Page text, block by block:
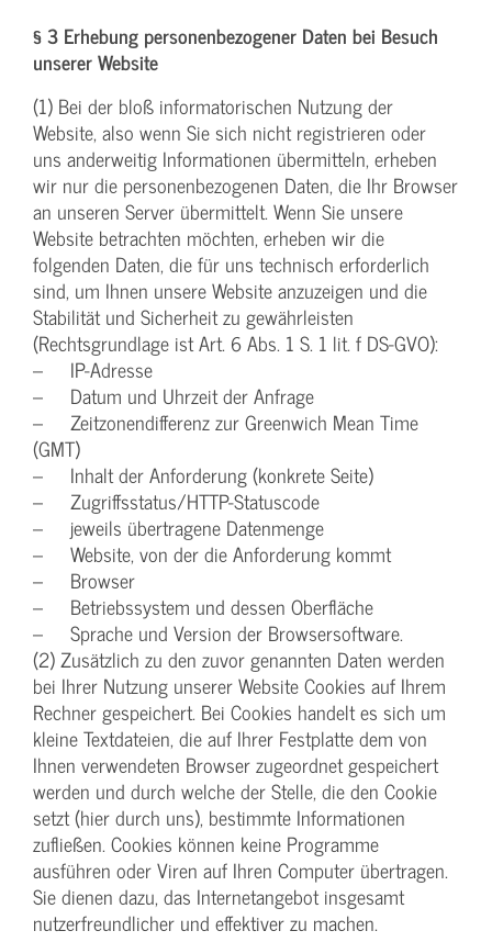
§ 3 Erhebung personenbezogener Daten bei Besuch
unserer Website
(1) Bei der bloß informatorischen Nutzung der
Website, also wenn Sie sich nicht registrieren oder
uns anderweitig Informationen übermitteln, erheben
wir nur die personenbezogenen Daten, die Ihr Browser
an unseren Server übermittelt. Wenn Sie unsere
Website betrachten möchten, erheben wir die
folgenden Daten, die für uns technisch erforderlich
sind, um Ihnen unsere Website anzuzeigen und die
Stabilität und Sicherheit zu gewährleisten
(Rechtsgrundlage ist Art. 6 Abs. 1 S. 1 lit. f DS-GVO):
– IP-Adresse
– Datum und Uhrzeit der Anfrage
– Zeitzonendifferenz zur Greenwich Mean Time
(GMT)
– Inhalt der Anforderung (konkrete Seite)
– Zugriffsstatus/HTTP-Statuscode
– jeweils übertragene Datenmenge
– Website, von der die Anforderung kommt
– Browser
– Betriebssystem und dessen Oberfläche
– Sprache und Version der Browsersoftware.
(2) Zusätzlich zu den zuvor genannten Daten werden
bei Ihrer Nutzung unserer Website Cookies auf Ihrem
Rechner gespeichert. Bei Cookies handelt es sich um
kleine Textdateien, die auf Ihrer Festplatte dem von
Ihnen verwendeten Browser zugeordnet gespeichert
werden und durch welche der Stelle, die den Cookie
setzt (hier durch uns), bestimmte Informationen
zufließen. Cookies können keine Programme
ausführen oder Viren auf Ihren Computer übertragen.
Sie dienen dazu, das Internetangebot insgesamt
nutzerfreundlicher und effektiver zu machen.